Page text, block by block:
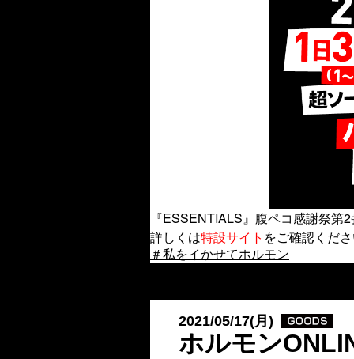
『ESSENTIALS』腹ペコ感謝祭
詳しくは特設サイト をご確認くだ
＃私をイかせてホルモン
2021/05/17(月)
ホルモン